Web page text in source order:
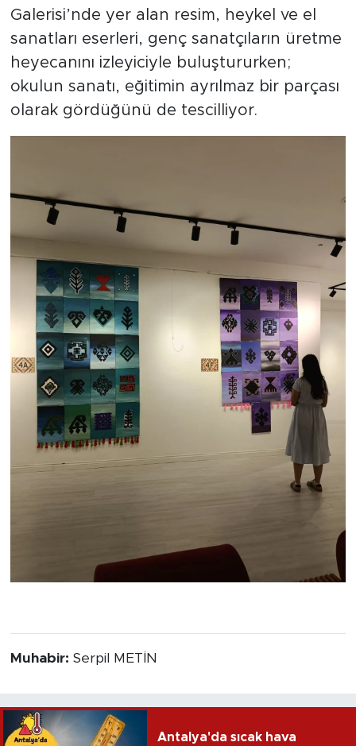
Galerisi’nde yer alan resim, heykel ve el
sanatları eserleri, genç sanatçıların üretme
heyecanını izleyiciyle buluştururken;
okulun sanatı, eğitimin ayrılmaz bir parçası
olarak gördüğünü de tescilliyor.
Muhabir: Serpil METİN
Antalya'da sıcak hava